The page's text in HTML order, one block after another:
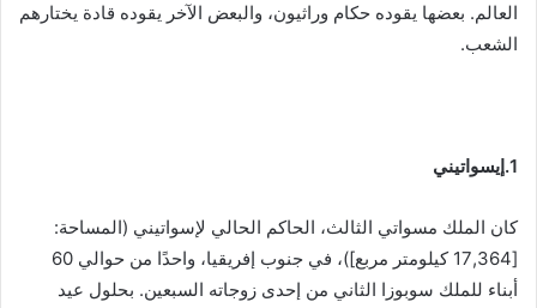
العالم. بعضها يقوده حكام وراثيون، والبعض الآخر يقوده قادة يختارهم
الشعب.
1.إيسواتيني
كان الملك مسواتي الثالث، الحاكم الحالي لإسواتيني (المساحة:
[17,364 كيلومتر مربع])، في جنوب إفريقيا، واحدًا من حوالي 60
أبناء للملك سوبوزا الثاني من إحدى زوجاته السبعين. بحلول عيد